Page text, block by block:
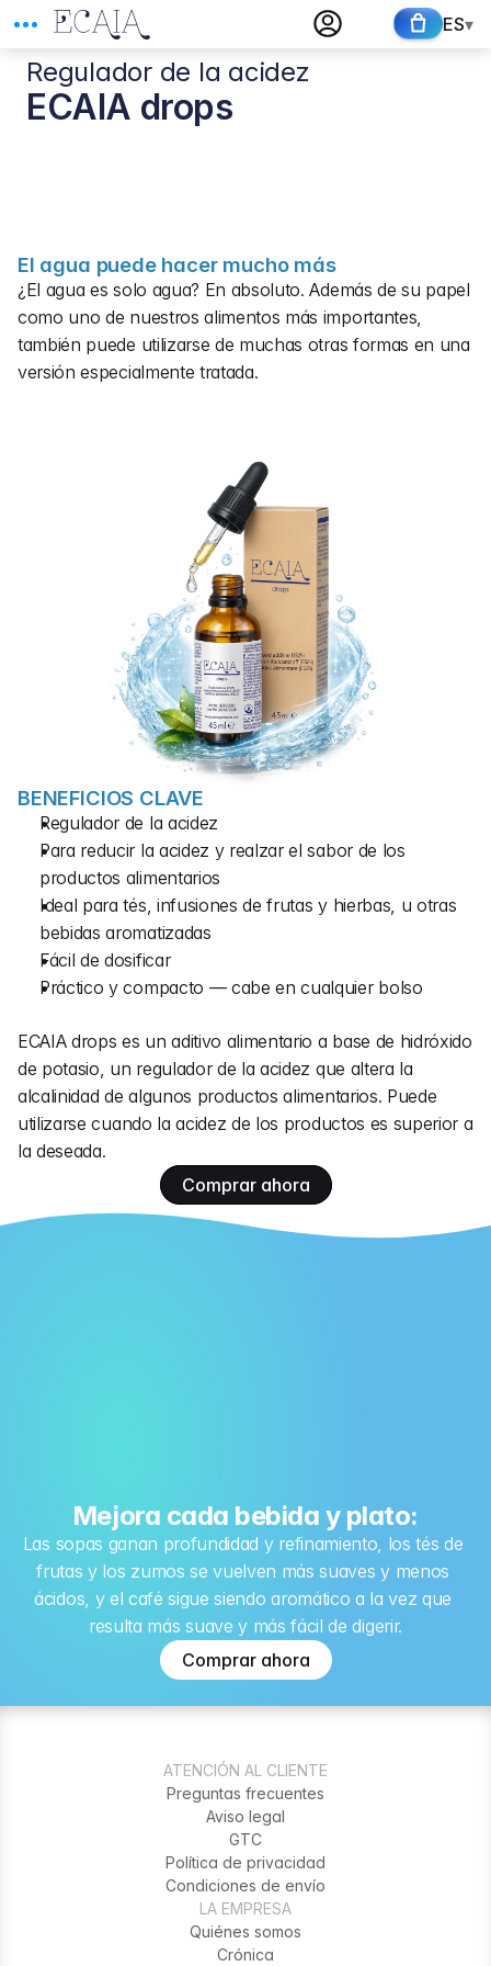
ES▾
Regulador de la acidez
ECAIA drops
El agua puede hacer mucho más
¿El agua es solo agua? En absoluto. Además de su papel
como uno de nuestros alimentos más importantes,
también puede utilizarse de muchas otras formas en una
versión especialmente tratada.
BENEFICIOS CLAVE
Regulador de la acidez
Para reducir la acidez y realzar el sabor de los
productos alimentarios
Ideal para tés, infusiones de frutas y hierbas, u otras
bebidas aromatizadas
Fácil de dosificar
Práctico y compacto — cabe en cualquier bolso
ECAIA drops es un aditivo alimentario a base de hidróxido
de potasio, un regulador de la acidez que altera la
alcalinidad de algunos productos alimentarios. Puede
utilizarse cuando la acidez de los productos es superior a
la deseada.
Comprar ahora
Mejora cada bebida y plato:
Las sopas ganan profundidad y refinamiento, los tés de
frutas y los zumos se vuelven más suaves y menos
ácidos, y el café sigue siendo aromático a la vez que
resulta más suave y más fácil de digerir.
Comprar ahora
ATENCIÓN AL CLIENTE
Preguntas frecuentes
Aviso legal
GTC
Política de privacidad
Condiciones de envío
LA EMPRESA
Quiénes somos
Crónica